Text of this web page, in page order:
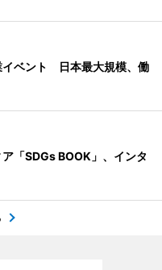
イベント 日本最大規模、働
「SDGs BOOK」、インタ